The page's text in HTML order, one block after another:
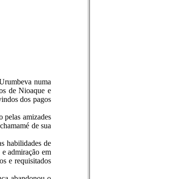
numa
de Nioaque e
dos pagos
pelas amizades
de sua
habilidades de
admiração em
e requisitados